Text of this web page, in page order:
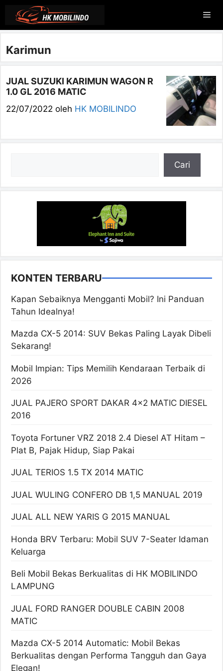
Langsung
isi
Karimun
JUAL SUZUKI KARIMUN WAGON R
1.0 GL 2016 MATIC
22/07/2022 oleh HK MOBILINDO
Cari
KONTEN TERBARU
Kapan Sebaiknya Mengganti Mobil? Ini Panduan
Tahun Idealnya!
Mazda CX-5 2014: SUV Bekas Paling Layak Dibeli
Sekarang!
Mobil Impian: Tips Memilih Kendaraan Terbaik di
2026
JUAL PAJERO SPORT DAKAR 4×2 MATIC DIESEL
2016
Toyota Fortuner VRZ 2018 2.4 Diesel AT Hitam –
Plat B, Pajak Hidup, Siap Pakai
JUAL TERIOS 1.5 TX 2014 MATIC
JUAL WULING CONFERO DB 1,5 MANUAL 2019
JUAL ALL NEW YARIS G 2015 MANUAL
Honda BRV Terbaru: Mobil SUV 7-Seater Idaman
Keluarga
Beli Mobil Bekas Berkualitas di HK MOBILINDO
LAMPUNG
JUAL FORD RANGER DOUBLE CABIN 2008
MATIC
Mazda CX-5 2014 Automatic: Mobil Bekas
Berkualitas dengan Performa Tangguh dan Gaya
Elegan!